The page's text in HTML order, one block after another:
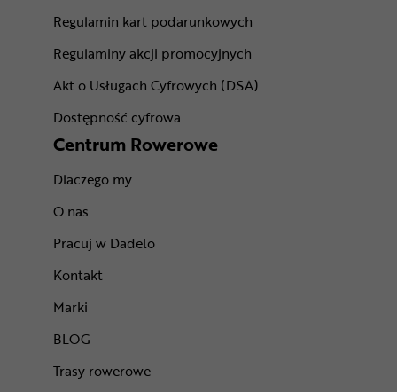
Regulamin kart podarunkowych
Regulaminy akcji promocyjnych
Akt o Usługach Cyfrowych (DSA)
Dostępność cyfrowa
Centrum Rowerowe
Dlaczego my
O nas
Pracuj w Dadelo
Kontakt
Marki
BLOG
Trasy rowerowe